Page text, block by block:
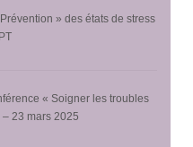
» des états de stress
« Soigner les troubles
23 mars 2025